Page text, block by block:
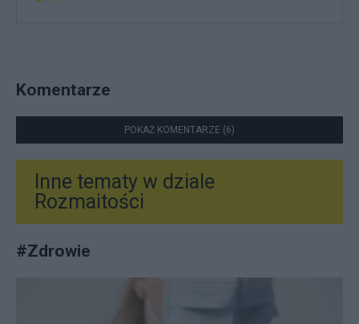
Komentarze
POKAŻ KOMENTARZE (6)
Inne tematy w dziale
Rozmaitości
#Zdrowie